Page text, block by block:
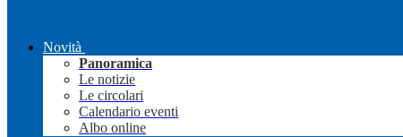
Novità
Panoramica
Le notizie
Le circolari
Calendario eventi
Albo online